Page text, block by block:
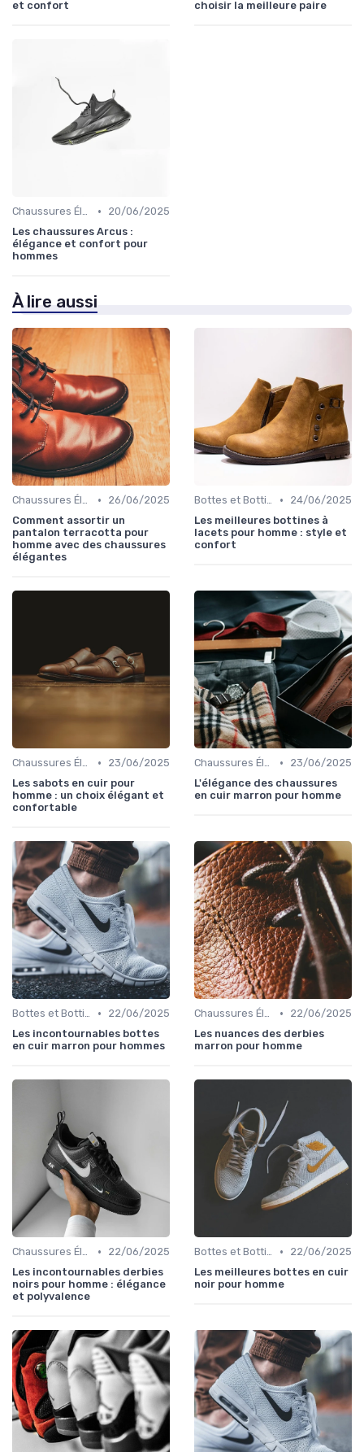
et confort choisir la meilleure paire
Chaussures Élégantes et de Cérémonie •
20/06/2025
Les chaussures Arcus :
élégance et confort pour
hommes
À lire aussi
Chaussures Élégantes et de Cérémonie •
26/06/2025
Comment assortir un
pantalon terracotta pour
homme avec des chaussures
élégantes
Bottes et Bottines •
24/06/2025
Les meilleures bottines à
lacets pour homme : style et
confort
Chaussures Élégantes et de Cérémonie •
23/06/2025
Les sabots en cuir pour
homme : un choix élégant et
confortable
Chaussures Élégantes et de Cérémonie •
23/06/2025
L'élégance des chaussures
en cuir marron pour homme
Bottes et Bottines •
22/06/2025
Les incontournables bottes
en cuir marron pour hommes
Chaussures Élégantes et de Cérémonie •
22/06/2025
Les nuances des derbies
marron pour homme
Chaussures Élégantes et de Cérémonie •
22/06/2025
Les incontournables derbies
noirs pour homme : élégance
et polyvalence
Bottes et Bottines •
22/06/2025
Les meilleures bottes en cuir
noir pour homme